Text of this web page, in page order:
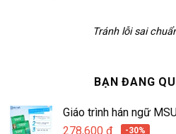
Tránh lỗi sai
BẠN ĐANG
Giáo trình hán ngữ
278,600 ₫ -30%